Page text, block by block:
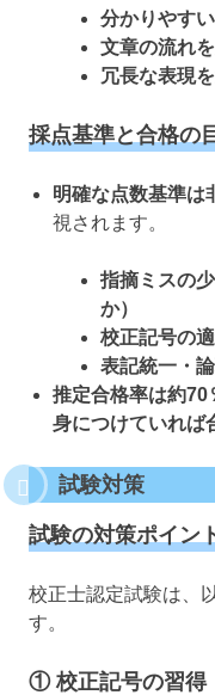
分かりやす
文章の流れ
冗長な表現
採点基準と合格の
明確な点数基準は
視されます。
指摘ミスの
か）
校正記号の
表記統一・
推定合格率は約70
身につけていれば
試験対策
試験の対策ポイン
校正士認定試験は、
す。
① 校正記号の習得